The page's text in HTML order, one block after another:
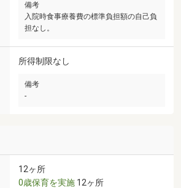
備考
入院時食事療養費の標準負担額の自己負
担なし。
所得制限なし
備考
-
12ヶ所
0歳保育を実施 12ヶ所